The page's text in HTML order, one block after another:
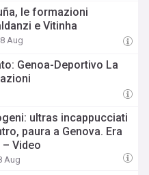
le formazioni
e Vitinha
Aug
Genoa-Deportivo La
ultras incappucciati
paura a Genova. Era
– Video
Aug